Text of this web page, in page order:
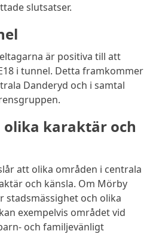
slutsatser.
är positiva till att
i tunnel. Detta framkommer
Danderyd och i samtal
olika karaktär och
att olika områden i centrala
och känsla. Om Mörby
stadsmässighet och olika
exempelvis området vid
och familjevänligt